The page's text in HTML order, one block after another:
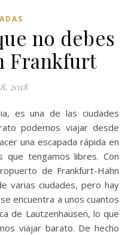
no debes
Frankfurt
2018
podemos viajar desde
una escapada rápida en
tengamos libres. Con
de Frankfurt-Hahn
varias ciudades, pero hay
encuentra a unos cuantos
de Lautzenhausen, lo que
viajar barato. De hecho